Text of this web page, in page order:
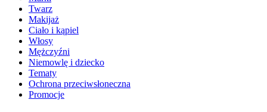
Twarz
Makijaż
Ciało i kąpiel
Włosy
Mężczyźni
Niemowlę i dziecko
Tematy
Ochrona przeciwsłoneczna
Promocje